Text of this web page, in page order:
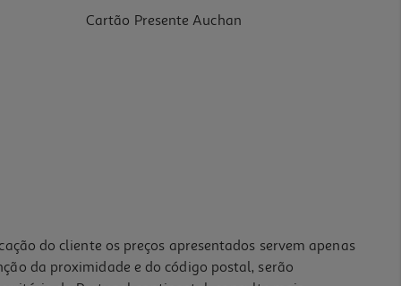
Cartão Presente Auchan
do cliente os preços apresentados servem apenas
da proximidade e do código postal, serão